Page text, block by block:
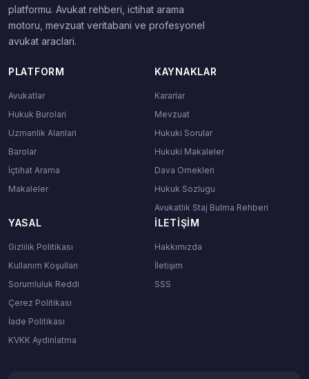
platformu. Avukat rehberi, ictihat arama
motoru, mevzuat veritabani ve profesyonel
avukat araclari.
PLATFORM
Avukatlar
Hukuk Burolari
Uzmanlik Alanlari
Barolar
İçtihat Arama
Makaleler
KAYNAKLAR
Kararlar
Mevzuat
Hukuki Sorular
Hukuki Makaleler
Dava Ornekleri
Hukuk Sozlugu
Avukatlık Staj Bulma Rehberi
YASAL
Gizlilik Politikası
Kullanım Koşulları
Sorumluluk Reddi
Çerez Politikası
İade Politikası
KVKK Aydinlatma
İLETIŞIM
Hakkımızda
İletişim
SSS